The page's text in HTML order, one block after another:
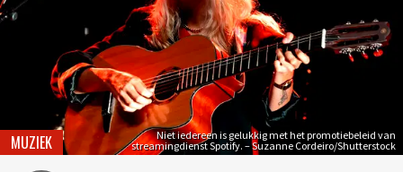
Niet iedereen is gelukkig met het promotiebeleid van
streamingdienst Spotify. – Suzanne Cordeiro/Shutterstock
MUZIEK